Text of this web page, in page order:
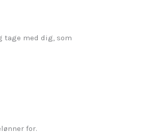
tage med dig, som
for.